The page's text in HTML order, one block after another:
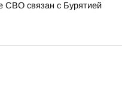
СВО связан с Бурятией